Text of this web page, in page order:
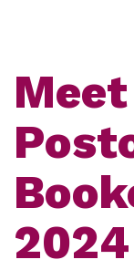
2024